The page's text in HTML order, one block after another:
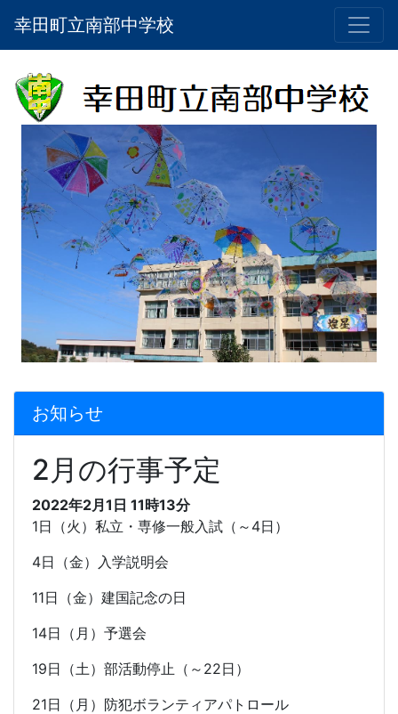
幸田町立南部中学校
お知らせ
2月の行事予定
2022年2月1日 11時13分
1日（火）私立・専修一般入試（～ 4日）
4日（金）入学説明会
11日（金）建国記念の日
14日（月）予選会
19日（土）部活動停止（～ 22日）
21日（月）防犯ボランティアパトロール